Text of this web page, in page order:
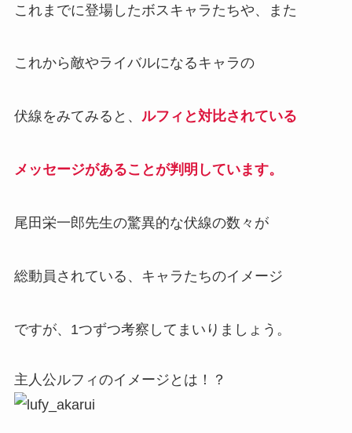
これまでに登場したボスキャラたちや、また
これから敵やライバルになるキャラの
伏線をみてみると、 ルフィと対比されている
メッセージがあることが判明しています。
尾田栄一郎先生の驚異的な伏線の数々が
総動員されている、キャラたちのイメージ
ですが、1つずつ考察してまいりましょう。
主人公ルフィのイメージとは！？